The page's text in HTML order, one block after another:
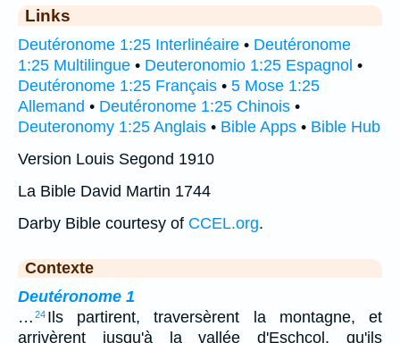
Links
Deutéronome 1:25 Interlinéaire • Deutéronome
1:25 Multilingue • Deuteronomio 1:25 Espagnol •
Deutéronome 1:25 Français • 5 Mose 1:25
Allemand • Deutéronome 1:25 Chinois •
Deuteronomy 1:25 Anglais • Bible Apps • Bible Hub
Version Louis Segond 1910
La Bible David Martin 1744
Darby Bible courtesy of CCEL.org.
Contexte
Deutéronome 1
… 24 Ils partirent, traversèrent la montagne, et
arrivèrent jusqu'à la vallée d'Eschcol, qu'ils